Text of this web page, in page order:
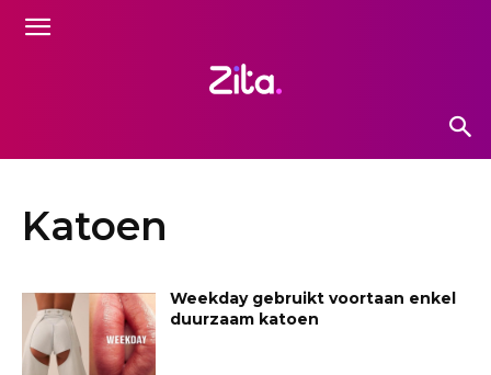
Katoen
Weekday gebruikt voortaan enkel
duurzaam katoen